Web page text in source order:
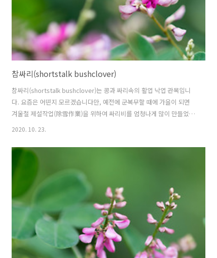
참싸리(shortstalk bushclover)
참싸리(shortstalk bushclover)는 콩과 싸리속의 활엽 낙엽 관목입니
다. 요즘은 어떤지 모르겠습니다만, 예전에 군복무할 때에 가을이 되면
겨울철 제설작업(除雪作業)을 위하여 싸리비를 엄청나게 많이 만들었습
니다. 월동 준비를 위해서 꼭해야 할 작업이지요. 저는 경기도 연천에서
록 치웠네요. 연병장의 눈을 쓸어서 부대앞에 있는 개울에 버렸습니다.
면 그 때야 겨우 녹아 없어졌네요. 요즘도 싸리비는 만들겠죠? 참싸리의
꽃말은 "은혜"입니다. 학명 Lespedeza cyrtobotrya Miq. (1867) 분
류 식물계 └ 속씨식물문 └ 쌍떡잎식물강 └ 콩목 ..
2020. 10. 23.